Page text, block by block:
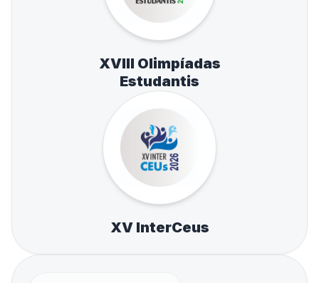
XVIII Olimpíadas
Estudantis
XV InterCeus